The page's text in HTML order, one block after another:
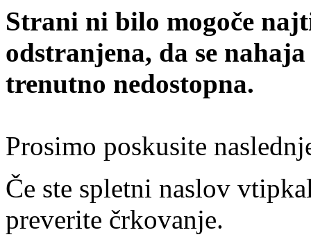
Strani ni bilo mogoče
odstranjena, da se
trenutno nedostopna.
Prosimo poskusite
Če ste spletni naslov
preverite črkovanje.